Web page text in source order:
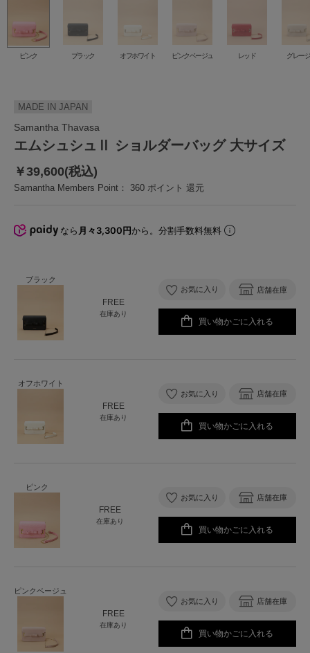
ピンク ブラック オフホワイト ピンクベージュ レッド グレー
Samantha Thavasa
エムシュシュⅡ ショルダーバッグ 大サイズ
MADE IN JAPAN
￥39,600(税込)
Samantha Members Point： 360 ポイント 還元
なら 月々3,300円から。分割手数料無料
ブラック
FREE
在庫あり
お気に入り 店舗在庫
買い物かごに入れる
オフホワイト
FREE
在庫あり
お気に入り 店舗在庫
買い物かごに入れる
ピンク
FREE
在庫あり
お気に入り 店舗在庫
買い物かごに入れる
ピンクベージュ
FREE
在庫あり
お気に入り 店舗在庫
買い物かごに入れる